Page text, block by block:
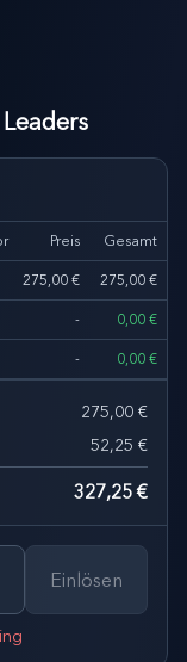
Preis Gesamt
275,00 € 275,00 €
- 0,00 €
- 0,00 €
275,00 €
52,25 €
327,25 €
Einlösen